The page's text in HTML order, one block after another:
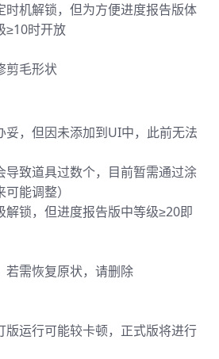
时机解锁，但为方便进度报告版体
≥10时开放
剪毛形状
妥，但因未添加到UI中，此前无法
导致道具过数个，目前暂需通过涂
能调整）
解锁，但进度报告版中等级≥20即
若需恢复原状，请删除
版运行可能较卡顿，正式版将进行